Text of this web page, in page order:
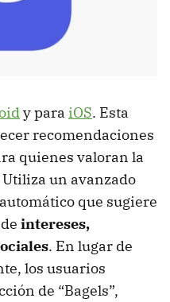
y para iOS. Esta
recomendaciones
quienes valoran la
un avanzado
que sugiere
intereses,
. En lugar de
los usuarios
de “Bagels”,